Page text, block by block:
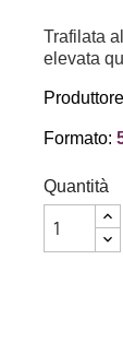
Trafilata
elevata
Formato:
Quantità